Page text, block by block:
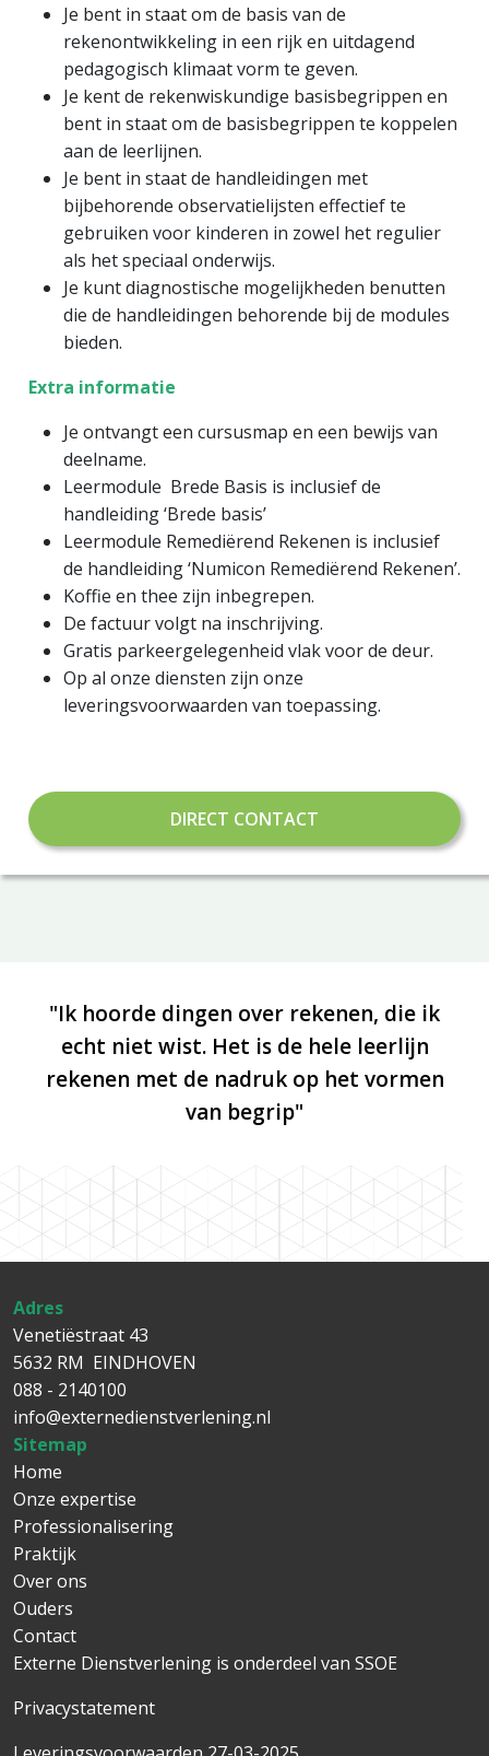
Je bent in staat om de basis van de
rekenontwikkeling in een rijk en uitdagend
pedagogisch klimaat vorm te geven.
Je kent de rekenwiskundige basisbegrippen en
bent in staat om de basisbegrippen te koppelen
aan de leerlijnen.
Je bent in staat de handleidingen met
bijbehorende observatielijsten effectief te
gebruiken voor kinderen in zowel het regulier
als het speciaal onderwijs.
Je kunt diagnostische mogelijkheden benutten
die de handleidingen behorende bij de modules
bieden.
Extra informatie
Je ontvangt een cursusmap en een bewijs van
deelname.
Leermodule Brede Basis is inclusief de
handleiding ‘Brede basis’
Leermodule Remediërend Rekenen is inclusief
de handleiding ‘Numicon Remediërend Rekenen’.
Koffie en thee zijn inbegrepen.
De factuur volgt na inschrijving.
Gratis parkeergelegenheid vlak voor de deur.
Op al onze diensten zijn onze
leveringsvoorwaarden van toepassing.
DIRECT CONTACT
"Ik hoorde dingen over rekenen, die ik
echt niet wist. Het is de hele leerlijn
rekenen met de nadruk op het vormen
van begrip"
Adres
Venetiëstraat 43
5632 RM EINDHOVEN
088 - 2140100
info@externedienstverlening.nl
Sitemap
Main navigation
Home
Onze expertise
Professionalisering
Praktijk
Over ons
Ouders
Contact
Externe Dienstverlening is onderdeel van SSOE
Privacystatement